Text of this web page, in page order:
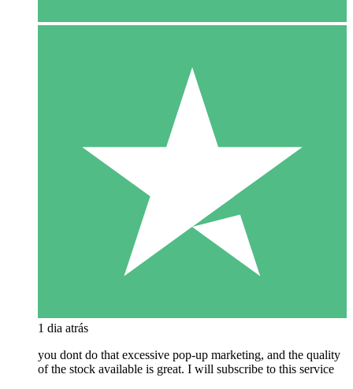
1 dia atrás
you dont do that excessive pop-up marketing, and the quality
of the stock available is great. I will subscribe to this service